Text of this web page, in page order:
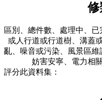
修
區別、總件數、處理中、
或人行道或行道樹、溝蓋
亂、噪音或污染、風景區
妨害安寧、電力相
評分此資料集：